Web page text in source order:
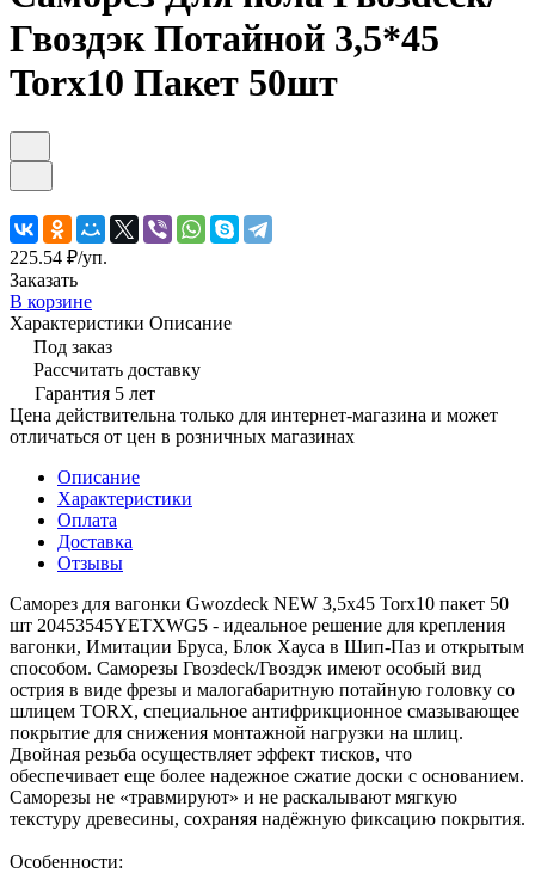
Гвоздэк Потайной 3,5*45
Torx10 Пакет 50шт
225.54 ₽/уп.
Заказать
В корзине
Характеристики Описание
Под заказ
Рассчитать доставку
Гарантия 5 лет
Цена действительна только для интернет-магазина и может
отличаться от цен в розничных магазинах
Описание
Характеристики
Оплата
Доставка
Отзывы
Саморез для вагонки Gwozdeck NEW 3,5x45 Torx10 пакет 50
шт 20453545YETXWG5 - идеальное решение для крепления
вагонки, Имитации Бруса, Блок Хауса в Шип-Паз и открытым
способом. Саморезы Гвозdeck/Гвоздэк имеют особый вид
острия в виде фрезы и малогабаритную потайную головку со
шлицем TORX, специальное антифрикционное смазывающее
покрытие для снижения монтажной нагрузки на шлиц.
Двойная резьба осуществляет эффект тисков, что
обеспечивает еще более надежное сжатие доски с основанием.
Саморезы не «травмируют» и не раскалывают мягкую
текстуру древесины, сохраняя надёжную фиксацию покрытия.
Особенности: